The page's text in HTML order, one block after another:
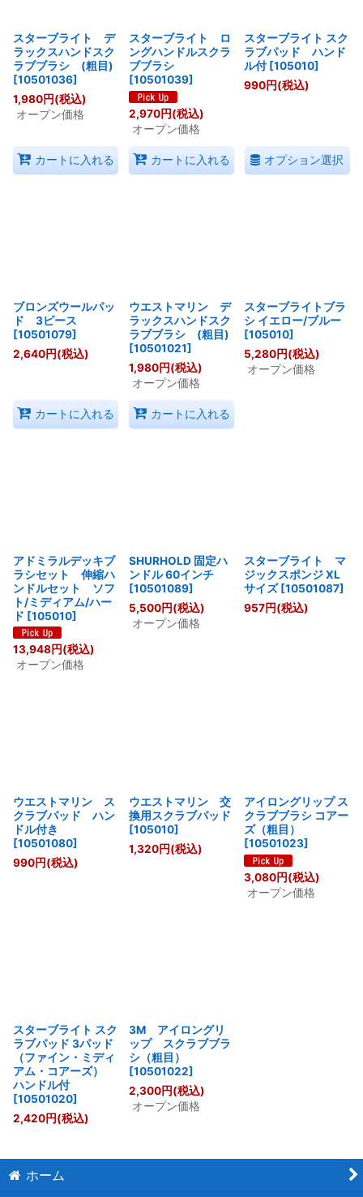
スターブライト デ
ラックスハンドスク
ラブブラシ (粗目)
[10501036]
1,980円(税込)
オープン価格
カートに入れる
スターブライト ロ
ングハンドルスクラ
ブブラシ
[10501039]
2,970円(税込)
オープン価格
カートに入れる
スターブライト スク
ラブパッド ハンド
ル付 [105010]
990円(税込)
オプション選択
ブロンズウールパッ
ド 3ピース
[10501079]
2,640円(税込)
カートに入れる
ウエストマリン デ
ラックスハンドスク
ラブブラシ (粗目)
[10501021]
1,980円(税込)
オープン価格
カートに入れる
スターブライトブラ
シ イエロー/ブルー
[105010]
5,280円(税込)
オープン価格
アドミラルデッキブ
ラシセット 伸縮ハ
ンドルセット ソフ
ト/ミディアム/ハー
ド [105010]
13,948円(税込)
オープン価格
SHURHOLD 固定ハ
ンドル 60インチ
[10501089]
5,500円(税込)
オープン価格
スターブライト マ
ジックスポンジ XL
サイズ [10501087]
957円(税込)
ウエストマリン ス
クラブパッド ハン
ドル付き
[10501080]
990円(税込)
ウエストマリン 交
換用スクラブパッド
[105010]
1,320円(税込)
アイロングリップ ス
クラブブラシ コアー
ズ（粗目）
[10501023]
3,080円(税込)
オープン価格
スターブライト スク
ラブパッド 3パッド
（ファイン・ミディ
アム・コアーズ）
ハンドル付
[10501020]
2,420円(税込)
3M アイロングリ
ップ スクラブブラ
シ（粗目）
[10501022]
2,300円(税込)
オープン価格
ホーム